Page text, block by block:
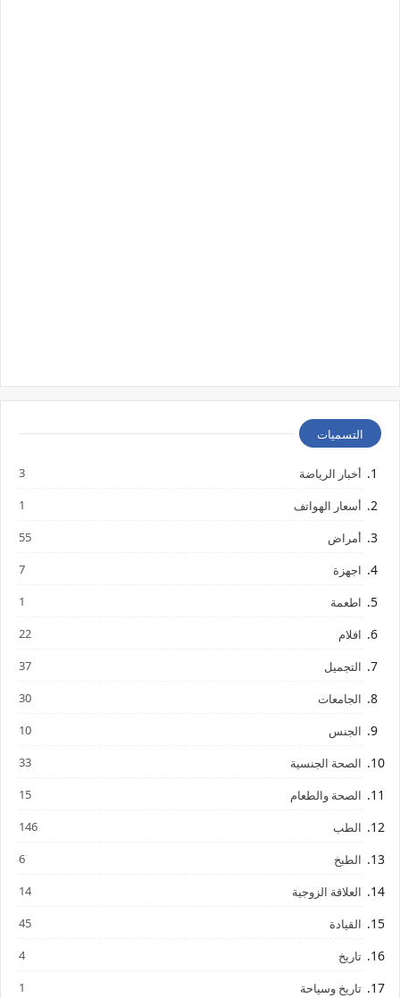
التسميات
أخبار الرياضة 3
أسعار الهواتف 1
أمراض 55
اجهزة 7
اطعمة 1
افلام 22
التجميل 37
الجامعات 30
الجنس 10
الصحة الجنسية 33
الصحة والطعام 15
الطب 146
الطبخ 6
العلاقة الزوجية 14
القيادة 45
تاريخ 4
تاريخ وسياحة 1